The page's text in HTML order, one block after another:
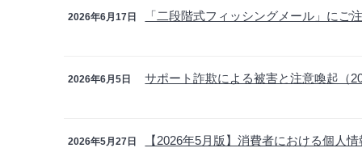
2026年6月17日 「二段階式フィッシングメール」にご
2026年6月5日 サポート詐欺による被害と注意喚起（
2026年5月27日 【2026年5月版】消費者における個人